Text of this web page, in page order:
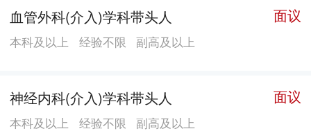
血管外科(介入)学科带头人 面议
本科及以上 经验不限 副高及以上
神经内科(介入)学科带头人 面议
本科及以上 经验不限 副高及以上